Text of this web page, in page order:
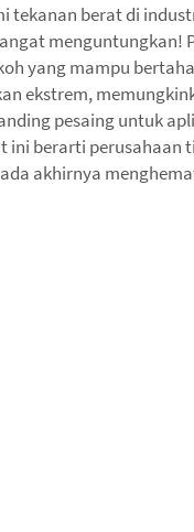
tekanan berat di
menguntungkan!
yang mampu
ekstrem,
pesaing untuk
ini berarti perusahaan
akhirnya